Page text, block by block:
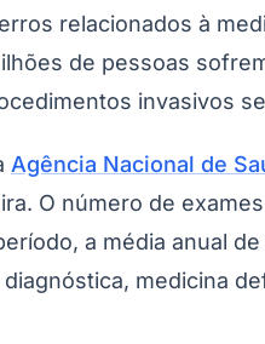
relacionados à
de pessoas
invasivos
Agência Nacional de
O número de
a média anual
medicina